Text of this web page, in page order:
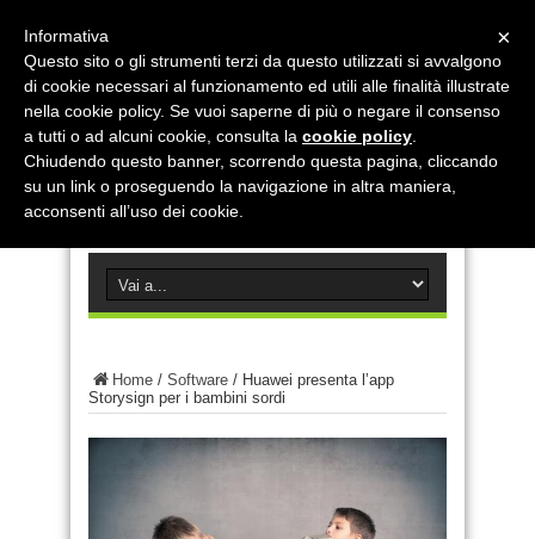
Home / Software / Huawei presenta l’app
Storysign per i bambini sordi
×
Informativa
Questo sito o gli strumenti terzi da questo utilizzati si avvalgono
di cookie necessari al funzionamento ed utili alle finalità illustrate
nella cookie policy. Se vuoi saperne di più o negare il consenso
a tutti o ad alcuni cookie, consulta la cookie policy
Chiudendo questo banner, scorrendo questa pagina, cliccando
su un link o proseguendo la navigazione in altra maniera,
acconsenti all’uso dei cookie.